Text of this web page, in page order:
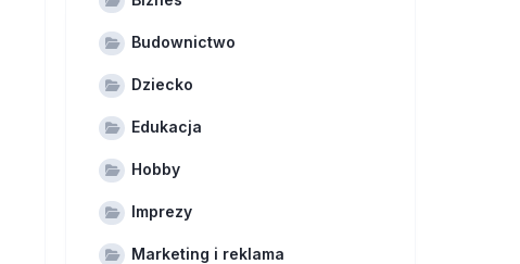
Budownictwo
Dziecko
Edukacja
Hobby
Imprezy
Marketing i reklama